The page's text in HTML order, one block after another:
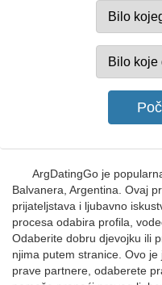
ArgDatingGo je
Balvanera, Argentina. Ovaj
prijateljstava i ljubavno
procesa odabira profila,
Odaberite dobru djevojku ili
njima putem stranice. Ovo
prave partnere, odaberete